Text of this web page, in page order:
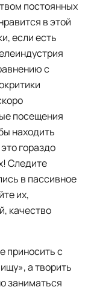
постоянных
в этой
если есть
с
посещения
находить
гораздо
Следите
в пассивное
их,
качество
приносить с
а творить
заниматься